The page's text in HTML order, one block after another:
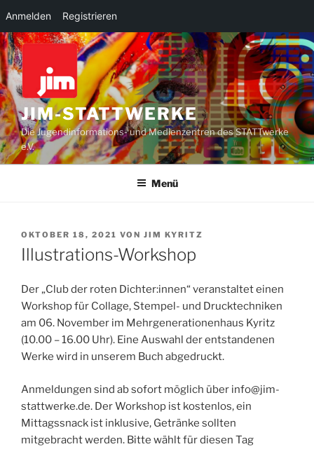
Anmelden Registrieren
Zum
Inhalt
springen
JIM-STATTWERKE
Die Jugendinformations- und Medienzentren des STATTwerke
e.V.
Menü
VERÖFFENTLICHT
AM
OKTOBER 18, 2021 VON JIM KYRITZ
Illustrations-Workshop
Der „Club der roten Dichter:innen“ veranstaltet einen
Workshop für Collage, Stempel- und Drucktechniken
am 06. November im Mehrgenerationenhaus Kyritz
(10.00 – 16.00 Uhr). Eine Auswahl der entstandenen
Werke wird in unserem Buch abgedruckt.
Anmeldungen sind ab sofort möglich über info@jim-
stattwerke.de. Der Workshop ist kostenlos, ein
Mittagssnack ist inklusive, Getränke sollten
mitgebracht werden. Bitte wählt für diesen Tag